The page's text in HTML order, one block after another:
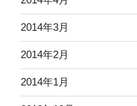
2014年3月
2014年2月
2014年1月